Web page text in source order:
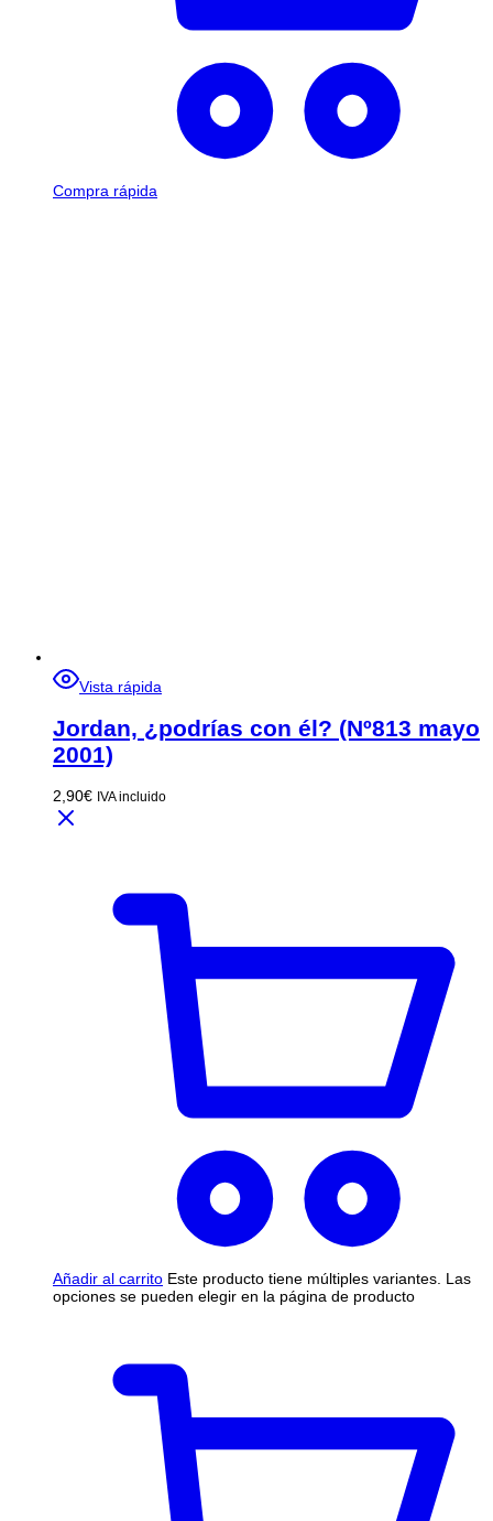
Compra rápida
Vista rápida
Jordan, ¿podrías con él? (Nº813 mayo
2001)
2,90€ IVA incluido
Añadir al carrito Este producto tiene múltiples variantes. Las
opciones se pueden elegir en la página de producto